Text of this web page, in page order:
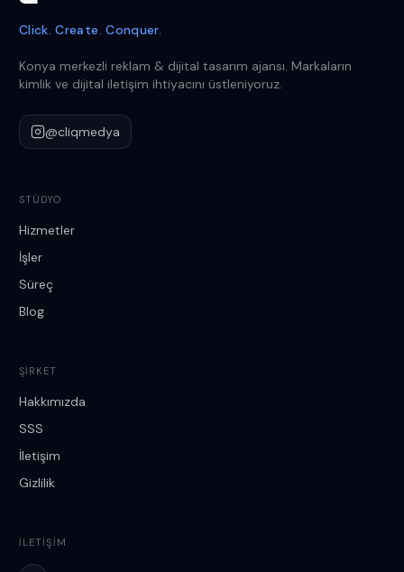
Click. Create. Conquer.
Konya merkezli reklam & dijital tasarım ajansı. Markaların
kimlik ve dijital iletişim ihtiyacını üstleniyoruz.
@cliqmedya
STÜDYO
Hizmetler
İşler
Süreç
Blog
ŞIRKET
Hakkımızda
SSS
İletişim
Gizlilik
İLETIŞIM